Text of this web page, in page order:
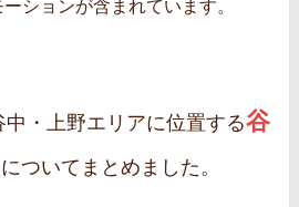
ションが含まれています。
・上野エリアに位置する谷
についてまとめました。